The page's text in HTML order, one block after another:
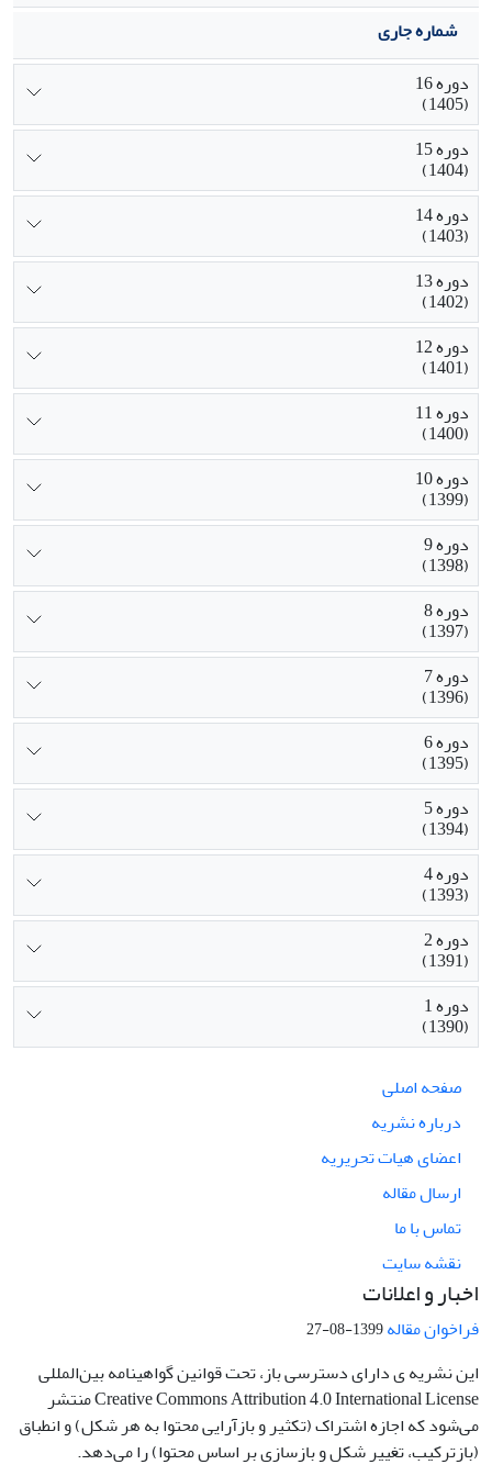
شماره جاری
دوره 16
(1405)
دوره 15
(1404)
دوره 14
(1403)
دوره 13
(1402)
دوره 12
(1401)
دوره 11
(1400)
دوره 10
(1399)
دوره 9
(1398)
دوره 8
(1397)
دوره 7
(1396)
دوره 6
(1395)
دوره 5
(1394)
دوره 4
(1393)
دوره 2
(1391)
دوره 1
(1390)
صفحه اصلی
درباره نشریه
اعضای هیات تحریریه
ارسال مقاله
تماس با ما
نقشه سایت
اخبار و اعلانات
فراخوان مقاله1399-08-27
این نشریه ی دارای دسترسی باز، تحت قوانین گواهینامه بین‌المللی
Creative Commons Attribution 4.0 International License منتشر
می‌شود که اجازه اشتراک (تکثیر و بازآرایی محتوا به هر شکل) و انطباق
(بازترکیب، تغییر شکل و بازسازی بر اساس محتوا) را می‌دهد.